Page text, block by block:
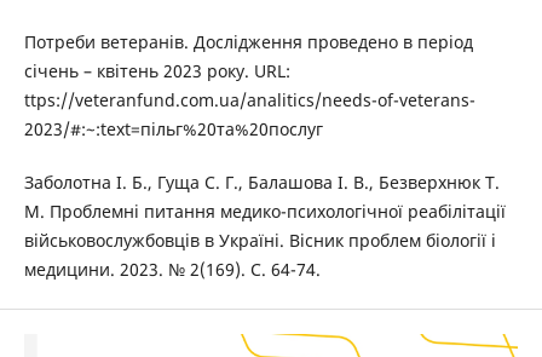
Потреби ветеранів. Дослідження проведено в період
січень – квітень 2023 року. URL:
ttps://veteranfund.com.ua/analitics/needs-of-veterans-
2023/#:~:text=пільг%20та%20послуг
Заболотна І. Б., Гуща С. Г., Балашова І. В., Безверхнюк Т.
М. Проблемні питання медико-психологічної реабілітації
військовослужбовців в Україні. Вісник проблем біології і
медицини. 2023. № 2(169). С. 64-74.